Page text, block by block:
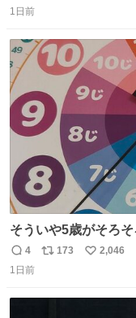
信
ト
数
数
1日前
そういや5歳がそろ
円で作れる知育時計
う先人！
返
信
4
リ
173
い
2,046
1日前